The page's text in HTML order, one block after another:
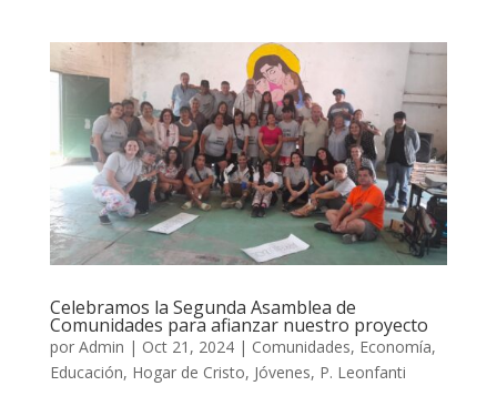
Celebramos la Segunda Asamblea de
Comunidades para afianzar nuestro proyecto
por Admin | Oct 21, 2024| Comunidades, Economía,
Educación, Hogar de Cristo, Jóvenes, P. Leonfanti